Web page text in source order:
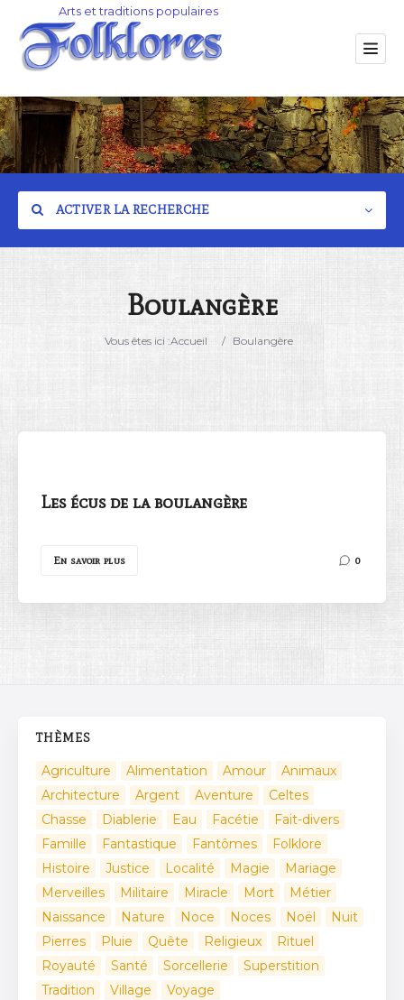
ACTIVER LA RECHERCHE
Catégorie
Boulangère
Vous êtes ici :Accueil / Boulangère
Les écus de la boulangère
En savoir plus 0
THÈMES
Agriculture Alimentation Amour
Animaux
Architecture
Argent Aventure
Celtes
Chasse
Diablerie Eau Facétie
Fait-divers
Famille
Fantastique Fantômes
Folklore
Histoire
Justice Localité Magie
Mariage
Merveilles
Militaire Miracle Mort
Métier
Naissance
Nature Noce Noces Noël
Nuit
Pierres
Pluie Quête Religieux
Rituel
Royauté
Santé Sorcellerie
Superstition
Tradition
Village Voyage